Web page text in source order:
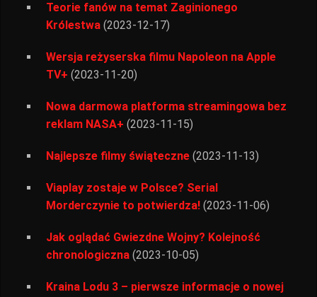
Teorie fanów na temat Zaginionego
Królestwa (2023-12-17)
Wersja reżyserska filmu Napoleon na Apple
TV+ (2023-11-20)
Nowa darmowa platforma streamingowa bez
reklam NASA+ (2023-11-15)
Najlepsze filmy świąteczne (2023-11-13)
Viaplay zostaje w Polsce? Serial
Morderczynie to potwierdza! (2023-11-06)
Jak oglądać Gwiezdne Wojny? Kolejność
chronologiczna (2023-10-05)
Kraina Lodu 3 – pierwsze informacje o nowej